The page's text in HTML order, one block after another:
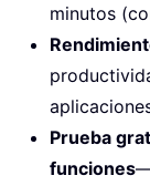
minutos
Prueba
funciones